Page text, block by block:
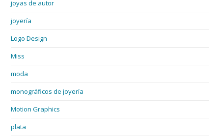
joyas de autor
joyería
Logo Design
Miss
moda
monográficos de joyería
Motion Graphics
plata